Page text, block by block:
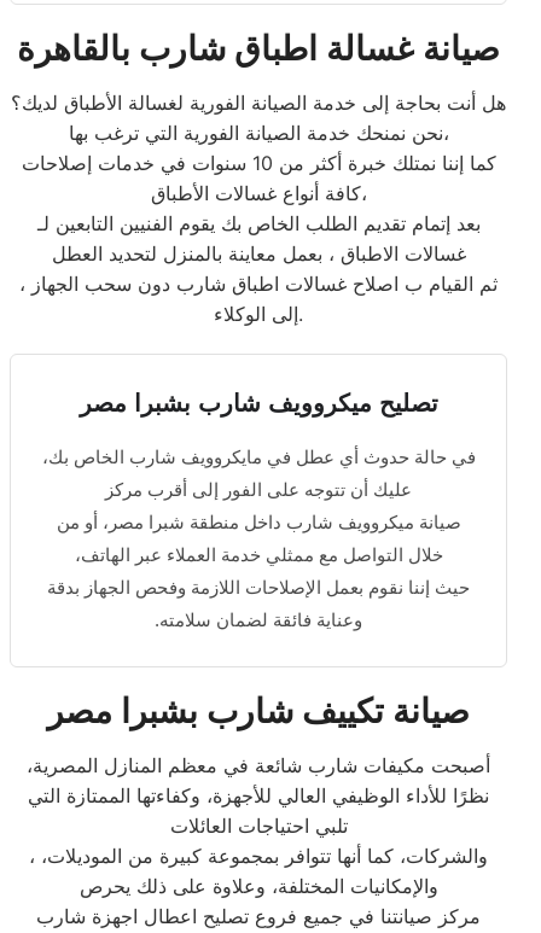
صيانة غسالة اطباق شارب بالقاهرة
هل أنت بحاجة إلى خدمة الصيانة الفورية لغسالة الأطباق لديك؟
نحن نمنحك خدمة الصيانة الفورية التي ترغب بها،
كما إننا نمتلك خبرة أكثر من 10 سنوات في خدمات إصلاحات
كافة أنواع غسالات الأطباق،
بعد إتمام تقديم الطلب الخاص بك يقوم الفنيين التابعين لـ
غسالات الاطباق ، بعمل معاينة بالمنزل لتحديد العطل
، ثم القيام ب اصلاح غسالات اطباق شارب دون سحب الجهاز
إلى الوكلاء.
تصليح ميكروويف شارب بشبرا مصر
في حالة حدوث أي عطل في مايكروويف شارب الخاص بك،
عليك أن تتوجه على الفور إلى أقرب مركز
صيانة ميكروويف شارب داخل منطقة شبرا مصر، أو من
خلال التواصل مع ممثلي خدمة العملاء عبر الهاتف،
حيث إننا نقوم بعمل الإصلاحات اللازمة وفحص الجهاز بدقة
وعناية فائقة لضمان سلامته.
صيانة تكييف شارب بشبرا مصر
أصبحت مكيفات شارب شائعة في معظم المنازل المصرية،
نظرًا للأداء الوظيفي العالي للأجهزة، وكفاءتها الممتازة التي
تلبي احتياجات العائلات
، والشركات، كما أنها تتوافر بمجموعة كبيرة من الموديلات،
والإمكانيات المختلفة، وعلاوة على ذلك يحرص
مركز صيانتنا في جميع فروع تصليح اعطال اجهزة شارب